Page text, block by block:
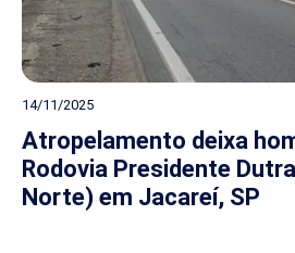
14/11/2025
Atropelamento deixa
Rodovia Presidente
Norte) em Jacareí, SP